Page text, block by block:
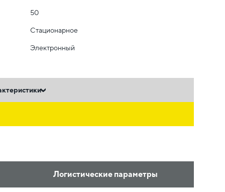
50
Стационарное
Электронный
Логистические параметры